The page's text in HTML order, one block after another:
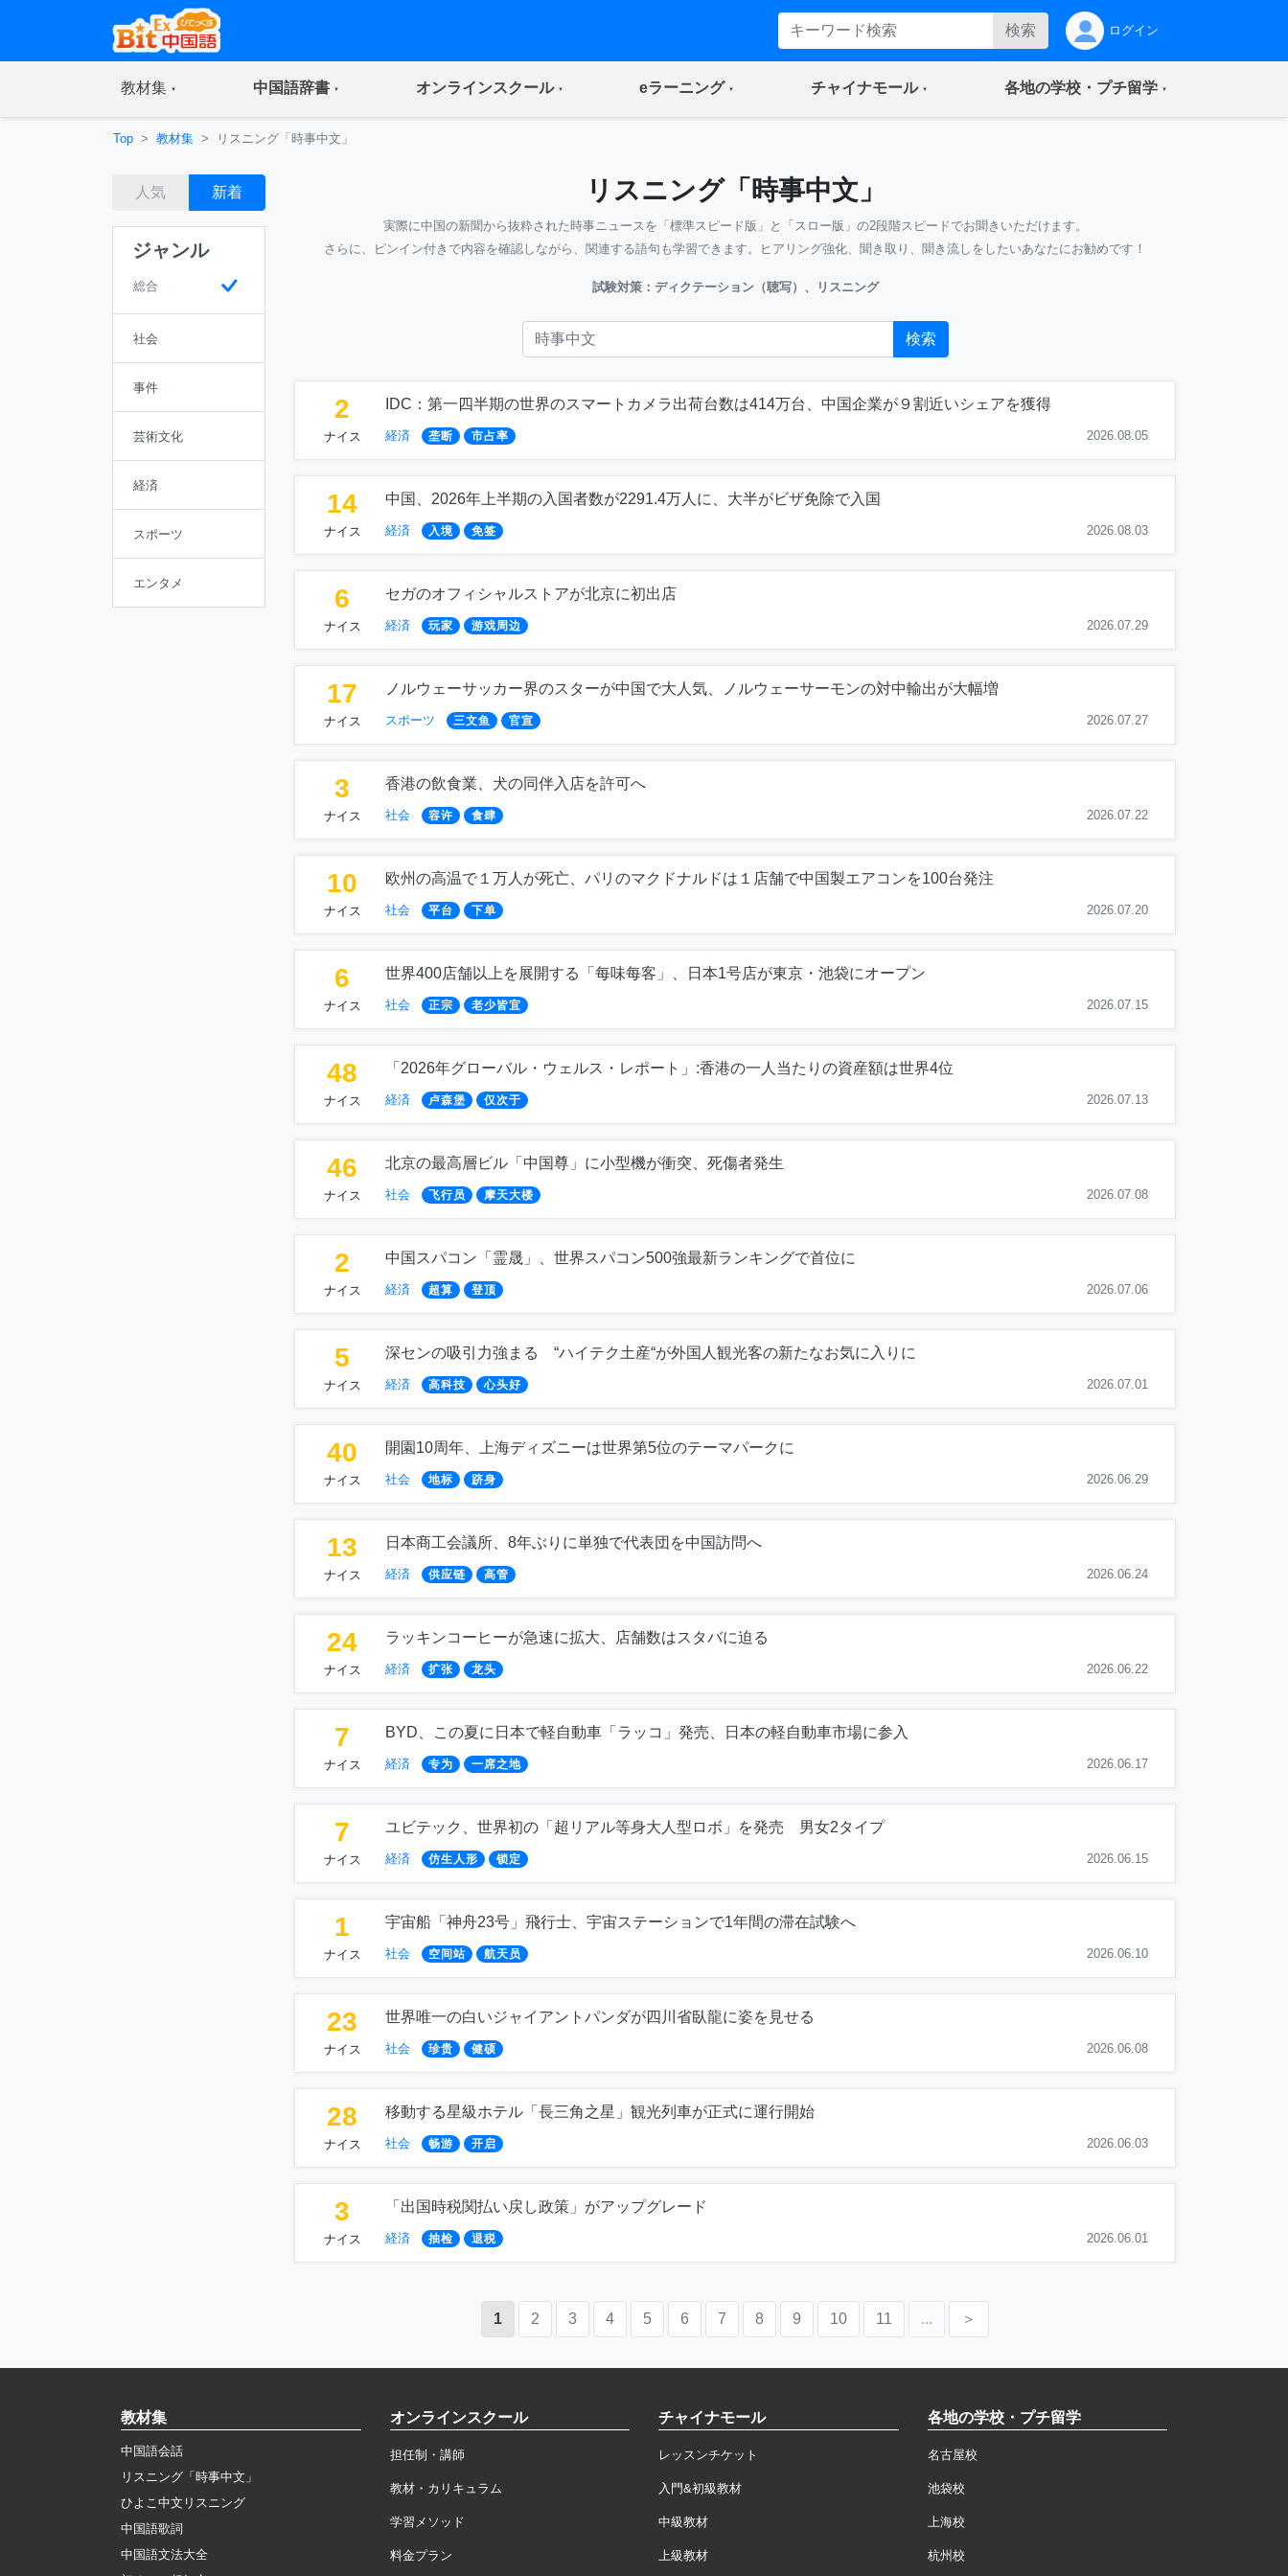
検索 ログイン
教材集(current) 中国語辞書(current) オンラインスクール(current) eラーニング(current) チャイナモール(current) 各地の学校・プチ留学(current)
Top 教材集 リスニング「時事中文」
人気 新着
ジャンル
総合
社会
事件
芸術文化
経済
スポーツ
エンタメ
リスニング「時事中文」
実際に中国の新聞から抜粋された時事ニュースを「標準スピード版」と「スロー版」の2段階スピードでお聞きいただけます。
さらに、ピンイン付きで内容を確認しながら、関連する語句も学習できます。ヒアリング強化、聞き取り、聞き流しをしたいあなたにお勧めです！
試験対策：ディクテーション（聴写）、リスニング
検索
2
ナイス
IDC：第一四半期の世界のスマートカメラ出荷台数は414万台、中国企業が９割近いシェアを獲得
経済 垄断 市占率 2026.08.05
14
ナイス
中国、2026年上半期の入国者数が2291.4万人に、大半がビザ免除で入国
経済 入境 免签 2026.08.03
6
ナイス
セガのオフィシャルストアが北京に初出店
経済 玩家 游戏周边 2026.07.29
17
ナイス
ノルウェーサッカー界のスターが中国で大人気、ノルウェーサーモンの対中輸出が大幅増
スポーツ 三文鱼 官宣 2026.07.27
3
ナイス
香港の飲食業、犬の同伴入店を許可へ
社会 容许 食肆 2026.07.22
10
ナイス
欧州の高温で１万人が死亡、パリのマクドナルドは１店舗で中国製エアコンを100台発注
社会 平台 下单 2026.07.20
6
ナイス
世界400店舗以上を展開する「每味每客」、日本1号店が東京・池袋にオープン
社会 正宗 老少皆宜 2026.07.15
48
ナイス
「2026年グローバル・ウェルス・レポート」:香港の一人当たりの資産額は世界4位
経済 卢森堡 仅次于 2026.07.13
46
ナイス
北京の最高層ビル「中国尊」に小型機が衝突、死傷者発生
社会 飞行员 摩天大楼 2026.07.08
2
ナイス
中国スパコン「霊晟」、世界スパコン500強最新ランキングで首位に
経済 超算 登顶 2026.07.06
5
ナイス
深センの吸引力強まる “ハイテク土産“が外国人観光客の新たなお気に入りに
経済 高科技 心头好 2026.07.01
40
ナイス
開園10周年、上海ディズニーは世界第5位のテーマパークに
社会 地标 跻身 2026.06.29
13
ナイス
日本商工会議所、8年ぶりに単独で代表団を中国訪問へ
経済 供应链 高管 2026.06.24
24
ナイス
ラッキンコーヒーが急速に拡大、店舗数はスタバに迫る
経済 扩张 龙头 2026.06.22
7
ナイス
BYD、この夏に日本で軽自動車「ラッコ」発売、日本の軽自動車市場に参入
経済 专为 一席之地 2026.06.17
7
ナイス
ユビテック、世界初の「超リアル等身大人型ロボ」を発売 男女2タイプ
経済 仿生人形 锁定 2026.06.15
1
ナイス
宇宙船「神舟23号」飛行士、宇宙ステーションで1年間の滞在試験へ
社会 空间站 航天员 2026.06.10
23
ナイス
世界唯一の白いジャイアントパンダが四川省臥龍に姿を見せる
社会 珍贵 健硕 2026.06.08
28
ナイス
移動する星級ホテル「長三角之星」観光列車が正式に運行開始
社会 畅游 开启 2026.06.03
3
ナイス
「出国時税関払い戻し政策」がアップグレード
経済 抽检 退税 2026.06.01
1 2 3 4 5 6 7 8 9 10 11 ... ＞
教材集
中国語会話
リスニング「時事中文」
ひよこ中文リスニング
中国語歌詞
中国語文法大全
オンラインスクール
担任制・講師
教材・カリキュラム
学習メソッド
料金プラン
チャイナモール
レッスンチケット
入門&初級教材
中級教材
上級教材
各地の学校・プチ留学
名古屋校
池袋校
上海校
杭州校